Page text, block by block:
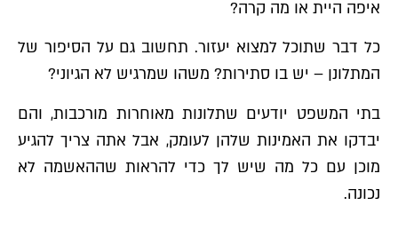
איפה היית או מה קרה?
כל דבר שתוכל למצוא יעזור. תחשוב גם על הסיפור של
המתלונן – יש בו סתירות? משהו שמרגיש לא הגיוני?
בתי המשפט יודעים שתלונות מאוחרות מורכבות, והם
יבדקו את האמינות שלהן לעומק, אבל אתה צריך להגיע
מוכן עם כל מה שיש לך כדי להראות שההאשמה לא
נכונה.